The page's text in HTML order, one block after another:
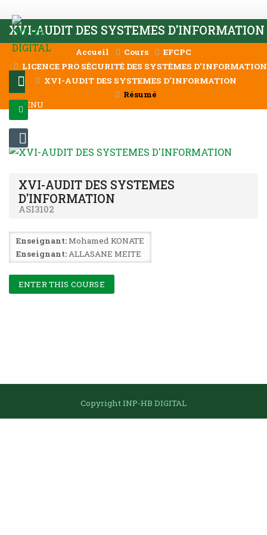
MENU
XVI-AUDIT DES SYSTEMES D'INFORMATION
Accueil Cours
EFCPC
LICENCE PRO SÉCURITÉ DES SYSTÈMES
XVI-AUDIT DES SYSTEMES D'INFORMATION
Résumé
XVI-AUDIT DES SYSTEMES
D'INFORMATION
ASI3102
Enseignant:Mohamed KONATE
Enseignant:ALLASANE MEITE
ENTER THIS COURSE
Copyright INP-HB DIGITAL